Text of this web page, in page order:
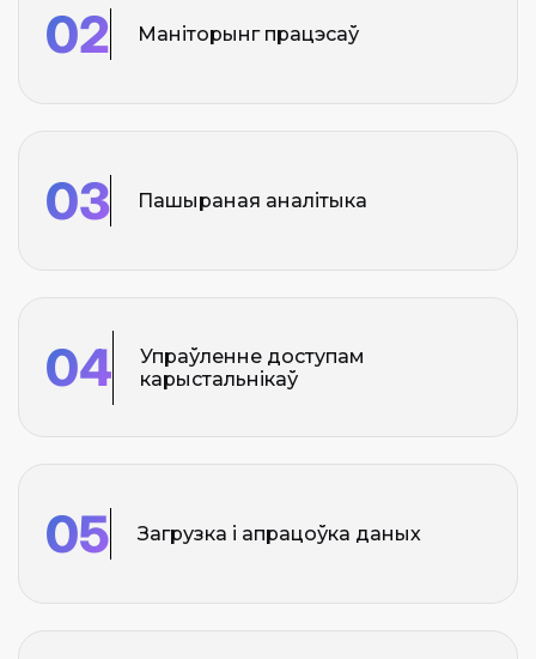
02 Маніторынг працэсаў
03 Пашыраная аналітыка
04
Упраўленне доступам
карыстальнікаў
05 Загрузка і апрацоўка даных